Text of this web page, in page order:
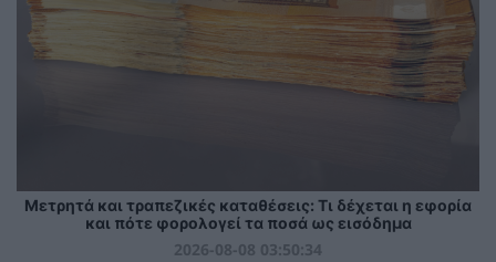
Μετρητά και τραπεζικές καταθέσεις: Τι δέχεται η εφορία
και πότε φορολογεί τα ποσά ως εισόδημα
2026-08-08 03:50:34